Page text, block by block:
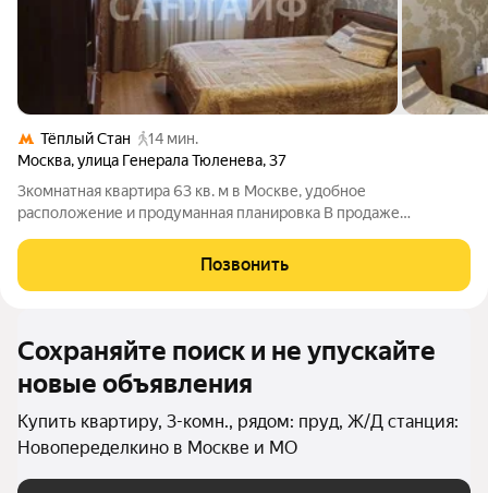
Тёплый Стан
14 мин.
Москва,улица Генерала Тюленева,37
3комнатная квартира 63 кв. м в Москве, удобное
расположение и продуманная планировка В продаже
включает три изолированные комнаты: 16, 13 и 14,6 кв.м.
Квартира с косметическим ремонтом, оснащена
Позвонить
Сохраняйте поиск и не упускайте
новые объявления
Купить квартиру, 3-комн., рядом: пруд, Ж/Д станция:
Новопеределкино в Москве и МО